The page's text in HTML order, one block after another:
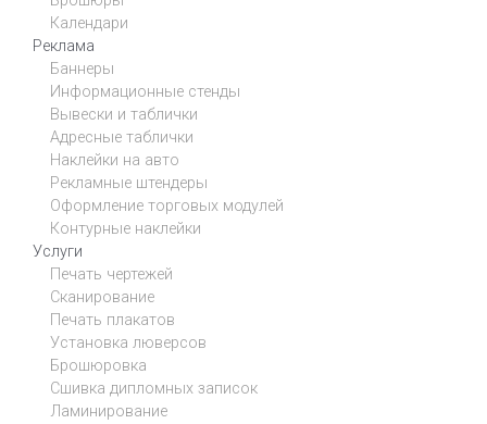
Календари
Реклама
Баннеры
Информационные стенды
Вывески и таблички
Адресные таблички
Наклейки на авто
Рекламные штендеры
Оформление торговых модулей
Контурные наклейки
Услуги
Печать чертежей
Сканирование
Печать плакатов
Установка люверсов
Брошюровка
Сшивка дипломных записок
Ламинирование